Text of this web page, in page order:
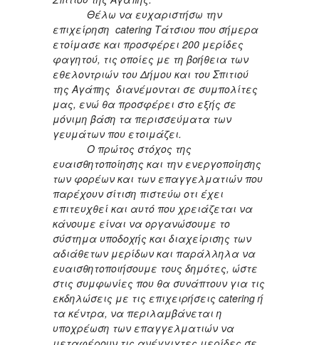
Θέλω να ευχαριστήσω την
επιχείρηση catering Τάτσιου που σήμερα
ετοίμασε και προσφέρει 200 μερίδες
φαγητού, τις οποίες με τη βοήθεια των
εθελοντριών του Δήμου και του Σπιτιού
της Αγάπης διανέμονται σε συμπολίτες
μας, ενώ θα προσφέρει στο εξής σε
μόνιμη βάση τα περισσεύματα των
γευμάτων που ετοιμάζει.
Ο πρώτος στόχος της
ευαισθητοποίησης και την ενεργοποίησης
των φορέων και των επαγγελματιών που
παρέχουν σίτιση πιστεύω οτι έχει
επιτευχθεί και αυτό που χρειάζεται να
κάνουμε είναι να οργανώσουμε το
σύστημα υποδοχής και διαχείρισης των
αδιάθετων μερίδων και παράλληλα να
ευαισθητοποιήσουμε τους δημότες, ώστε
στις συμφωνίες που θα συνάπτουν για τις
εκδηλώσεις με τις επιχειρήσεις catering ή
τα κέντρα, να περιλαμβάνεται η
υποχρέωση των επαγγελματιών να